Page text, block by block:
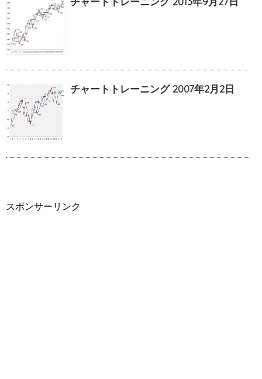
チャートトレーニング 2007年2月2日
スポンサーリンク